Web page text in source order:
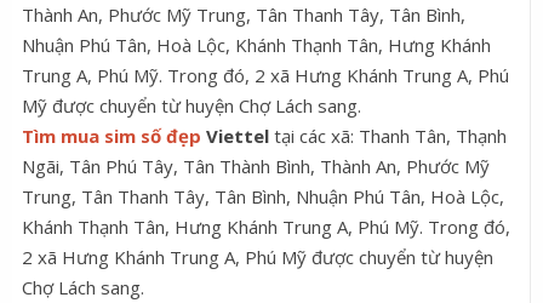
Thành An, Phước Mỹ Trung, Tân Thanh Tây, Tân Bình,
Nhuận Phú Tân, Hoà Lộc, Khánh Thạnh Tân, Hưng Khánh
Trung A, Phú Mỹ. Trong đó, 2 xã Hưng Khánh Trung A, Phú
Mỹ được chuyển từ huyện Chợ Lách sang.
Tìm mua sim số đẹp Viettel tại các xã: Thanh Tân, Thạnh
Ngãi, Tân Phú Tây, Tân Thành Bình, Thành An, Phước Mỹ
Trung, Tân Thanh Tây, Tân Bình, Nhuận Phú Tân, Hoà Lộc,
Khánh Thạnh Tân, Hưng Khánh Trung A, Phú Mỹ. Trong đó,
2 xã Hưng Khánh Trung A, Phú Mỹ được chuyển từ huyện
Chợ Lách sang.